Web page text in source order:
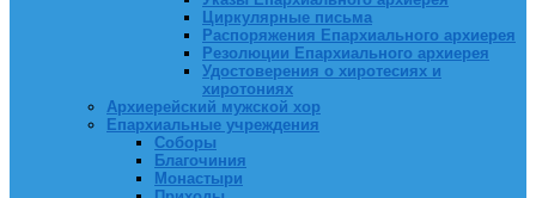
Циркулярные письма
Распоряжения Епархиального архиерея
Резолюции Епархиального архиерея
Удостоверения о хиротесиях и
хиротониях
Архиерейский мужской хор
Епархиальные учреждения
Соборы
Благочиния
Монастыри